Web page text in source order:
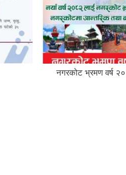
नगरकोट भ्रमण वर्ष